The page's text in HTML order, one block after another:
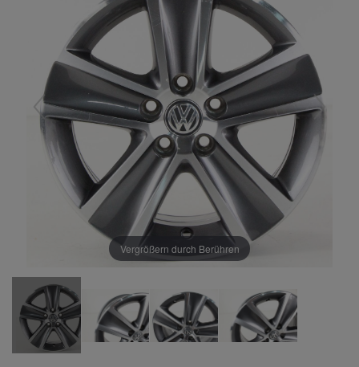
Vergrößern durch Berühren